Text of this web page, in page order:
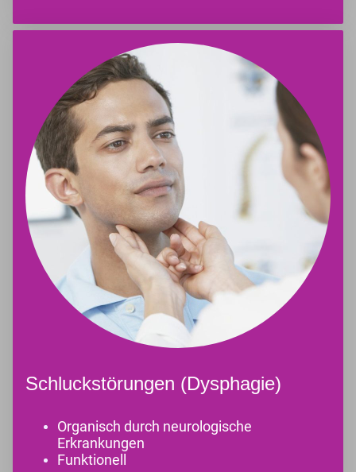
Schluckstörungen (Dysphagie)
Organisch durch neurologische
Erkrankungen
Funktionell